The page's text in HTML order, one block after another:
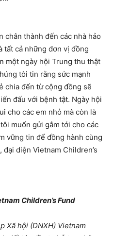
chân thành đến các nhà hảo
tất cả những đơn vị đồng
một ngày hội Trung thu thật
tôi tin rằng sức mạnh
chia đến từ cộng đồng sẽ
đấu với bệnh tật. Ngày hội
cho các em nhỏ mà còn là
muốn gửi gắm tới cho các
vững tin để đồng hành cùng
diện Vietnam Children’s
Children’s Fund
Xã hội (DNXH) Vietnam